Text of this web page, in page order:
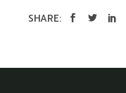
SHARE: